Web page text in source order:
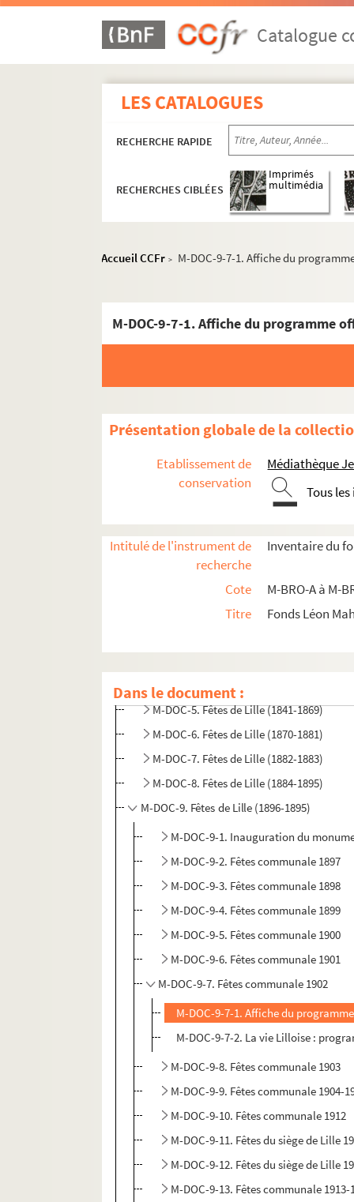
Catalogue
LES CATALOGUES
RECHERCHE RAPIDE
RECHERCHES CIBLÉES
Imprimés
multimédia
Accueil CCFr > M-DOC-9-7-1. Affiche du
Présentation globale de la
Etablissement de
conservation
Médiathèque
Tous
Intitulé de l'instrument de
recherche
Inventaire du
Cote
M-BRO-A à M-
Titre
Fonds Léon
Dans le document :
M-BRO. Brochures du fonds Mahieu
M-DOC. Documents du fonds Mahieu
M-DOC-1. Documents historiques lillois
M-DOC-4. Fêtes de Lille (1564-1840)
M-DOC-5. Fêtes de Lille (1841-1869)
M-DOC-6. Fêtes de Lille (1870-1881)
M-DOC-7. Fêtes de Lille (1882-1883)
M-DOC-8. Fêtes de Lille (1884-1895)
M-DOC-9. Fêtes de Lille (1896-1895)
M-DOC-9-1. Inauguration du
M-DOC-9-2. Fêtes communale 1897
M-DOC-9-3. Fêtes communale 1898
M-DOC-9-4. Fêtes communale 1899
M-DOC-9-5. Fêtes communale 1900
M-DOC-9-6. Fêtes communale 1901
M-DOC-9-7. Fêtes communale 1902
M-DOC-9-7-1. Affiche du
M-DOC-9-7-2. La vie Lilloise :
M-DOC-9-8. Fêtes communale 1903
M-DOC-9-9. Fêtes communale 1904-
M-DOC-9-10. Fêtes communale 1912
M-DOC-9-11. Fêtes du siège de Lille
M-DOC-9-12. Fêtes du siège de Lille
M-DOC-9-13. Fêtes communale 1913-